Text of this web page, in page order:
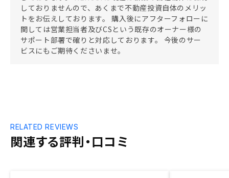
しておりませんので、あくまで不動産投資自体のメリッ
トをお伝えしております。 購入後にアフターフォローに
関しては営業担当者及びCSという既存のオーナー様の
サポート部署で確りと対応しております。 今後のサー
ビスにもご期待くださいませ。
関連する評判・口コミ
RELATED REVIEWS